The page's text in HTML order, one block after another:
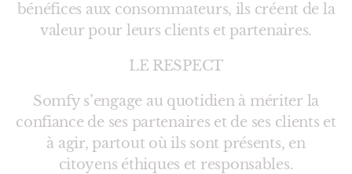
bénéfices aux consommateurs, ils créent de la
valeur pour leurs clients et partenaires.
LE RESPECT
Somfy s’engage au quotidien à mériter la
confiance de ses partenaires et de ses clients et
à agir, partout où ils sont présents, en
citoyens éthiques et responsables.